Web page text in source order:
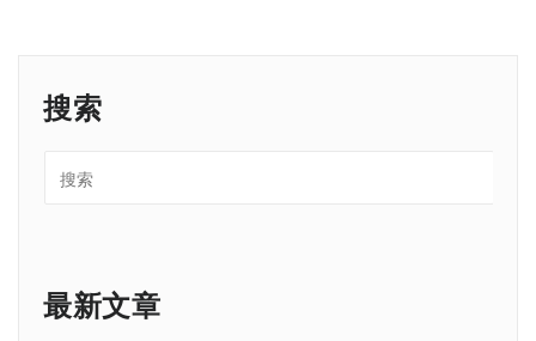
搜索
最新文章